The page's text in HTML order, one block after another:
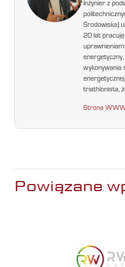
Inżynier z
Środowiska)
20 lat
energetyczny,
wykonywania
triathlonista,
Strona
Powiązane